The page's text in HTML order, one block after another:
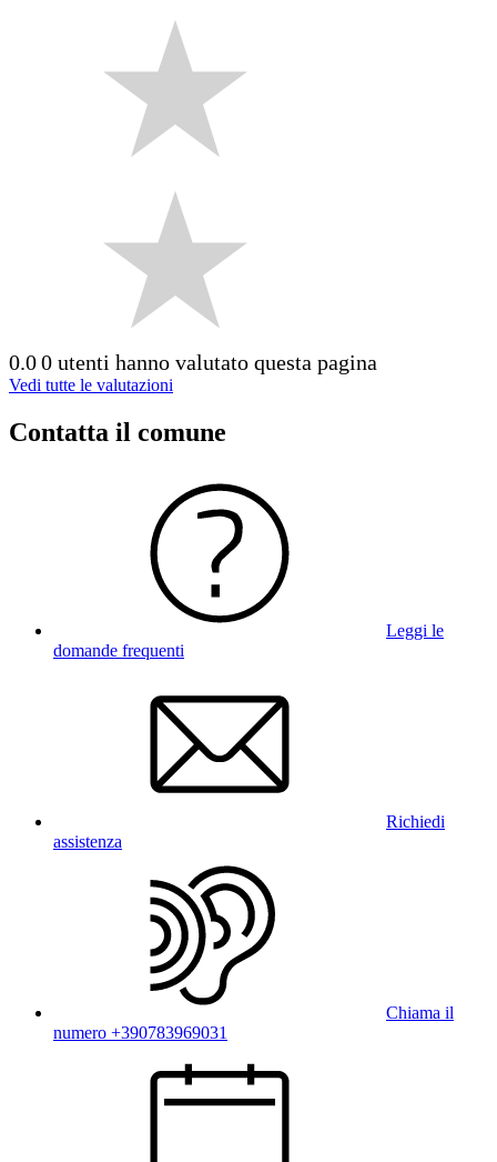
0.00 utenti hanno valutato questa pagina
Vedi tutte le valutazioni
Contatta il comune
Leggi le
domande frequenti
Richiedi
assistenza
Chiama il
numero +390783969031